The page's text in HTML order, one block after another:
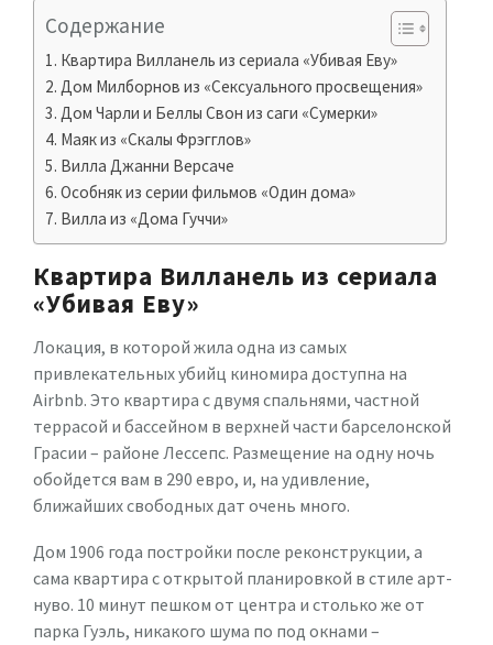
Содержание
Квартира Вилланель из сериала «Убивая Еву»
Дом Милборнов из «Сексуального просвещения»
Дом Чарли и Беллы Свон из саги «Сумерки»
Маяк из «Скалы Фрэгглов»
Вилла Джанни Версаче
Особняк из серии фильмов «Один дома»
Вилла из «Дома Гуччи»
Квартира Вилланель из сериала
«Убивая Еву»
Локация, в которой жила одна из самых
привлекательных убийц киномира доступна на
Airbnb. Это квартира с двумя спальнями, частной
террасой и бассейном в верхней части барселонской
Грасии – районе Лессепс. Размещение на одну ночь
обойдется вам в 290 евро, и, на удивление,
ближайших свободных дат очень много.
Дом 1906 года постройки после реконструкции, а
сама квартира с открытой планировкой в стиле арт-
нуво. 10 минут пешком от центра и столько же от
парка Гуэль, никакого шума по под окнами –